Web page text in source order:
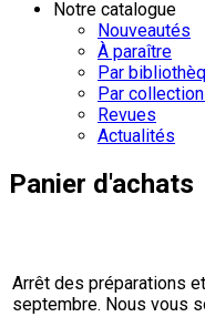
Notre catalogue
Nouveautés
À paraître
Par
Par
Revues
Actualités
Panier d'achats
Arrêt des préparations
septembre. Nous vous